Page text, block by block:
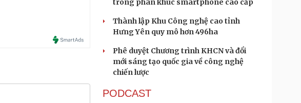
trong phân khúc smartphone cao cấp
Thành lập Khu Công nghệ cao tỉnh
Hưng Yên quy mô hơn 496ha
Phê duyệt Chương trình KHCN và đổi
mới sáng tạo quốc gia về công nghệ
chiến lược
PODCAST